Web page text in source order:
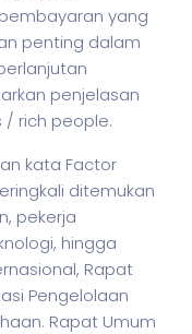
yang
penting dalam
penjelasan
/ rich people.
kata Factor
ditemukan
pekerja
hingga
Rapat
Pengelolaan
Rapat Umum